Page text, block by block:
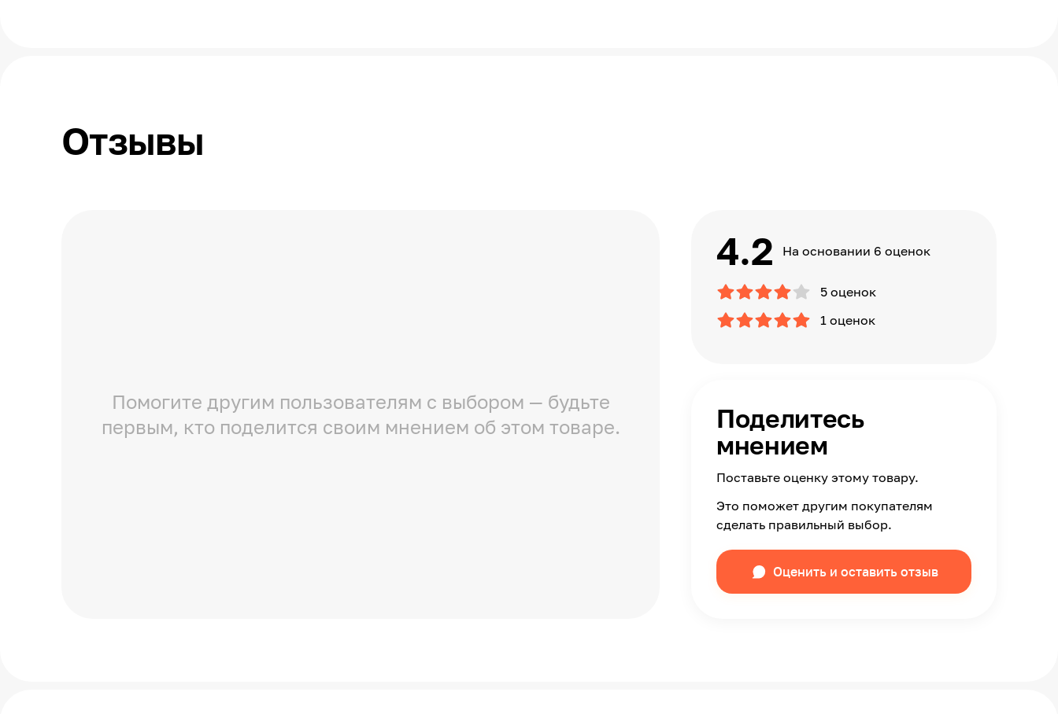
Отзывы
Помогите другим пользователям с выбором — будьте
первым, кто поделится своим мнением об этом товаре.
4.2 На основании 6 оценок
5 оценок
1 оценок
Поделитесь
мнением
Поставьте оценку этому товару.
Это поможет другим покупателям
сделать правильный выбор.
Оценить и оставить отзыв